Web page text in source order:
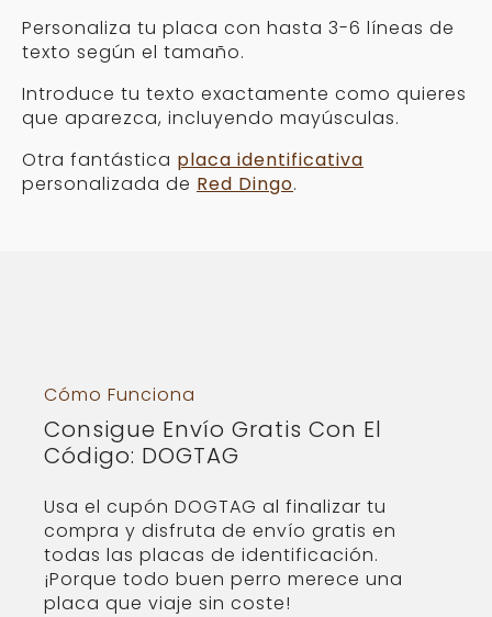
Personaliza tu placa con hasta 3-6 líneas de
texto según el tamaño.
Introduce tu texto exactamente como quieres
que aparezca, incluyendo mayúsculas.
Otra fantástica placa identificativa
personalizada de Red Dingo.
Cómo Funciona
Consigue Envío Gratis Con El
Código: DOGTAG
Usa el cupón DOGTAG al finalizar tu
compra y disfruta de envío gratis en
todas las placas de identificación.
¡Porque todo buen perro merece una
placa que viaje sin coste!